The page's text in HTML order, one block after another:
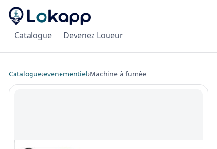
Catalogue Devenez Loueur
Catalogue›evenementiel›Machine à fumée